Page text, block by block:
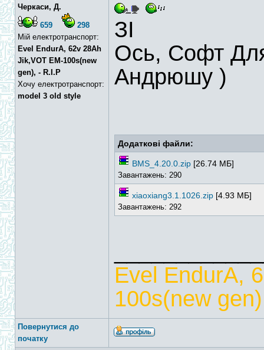
Черкаси, Д.
659
298
Мій електротранспорт:
Evel EndurA, 62v 28Ah
Jik,VOT EM-100s(new
gen), - R.I.P
Хочу електротранспорт:
model 3 old style
ЗІ
Ось, Софт Для
Андрюшу )
Додаткові файли:
BMS_4.20.0.zip [26.74 МБ]
Завантажень: 290
xiaoxiang3.1.1026.zip [4.93 МБ]
Завантажень: 292
Evel EndurA,
100s(new
Повернутися до
початку